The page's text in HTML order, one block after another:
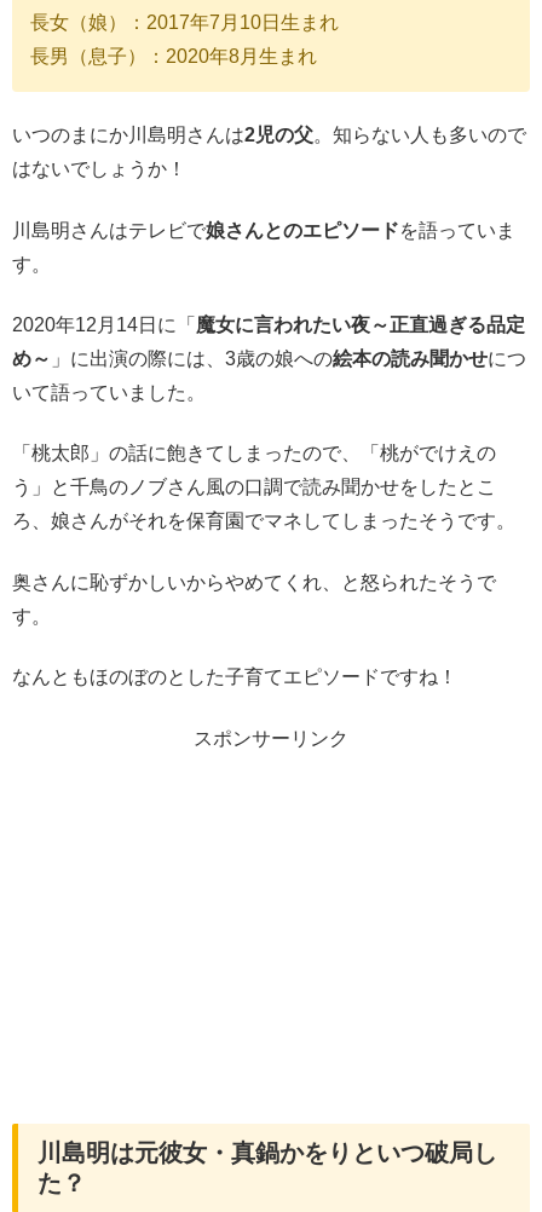
長女（娘）：2017年7月10日生まれ
長男（息子）：2020年8月生まれ
いつのまにか川島明さんは2児の父。知らない人も多いので
はないでしょうか！
川島明さんはテレビで娘さんとのエピソードを語っていま
す。
2020年12月14日に「 魔女に言われたい夜～正直過ぎる品定
め～ 」に出演の際には、3歳の娘への絵本の読み聞かせにつ
いて語っていました。
「桃太郎」の話に飽きてしまったので、「桃がでけえの
う」と千鳥のノブさん風の口調で読み聞かせをしたとこ
ろ、娘さんがそれを保育園でマネしてしまったそうです。
奥さんに恥ずかしいからやめてくれ、と怒られたそうで
す。
なんともほのぼのとした子育てエピソードですね！
スポンサーリンク
川島明は元彼女・真鍋かをりといつ破局し
た？